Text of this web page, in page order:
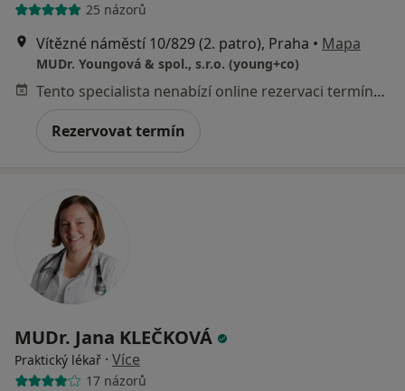
25 názorů
Vítězné náměstí 10/829 (2. patro), Praha • Mapa
MUDr. Youngová & spol., s.r.o. (young+co)
Tento specialista nenabízí online rezervaci termínu na této adrese.
Rezervovat termín
MUDr. Jana KLEČKOVÁ
Praktický lékař · Více
17 názorů